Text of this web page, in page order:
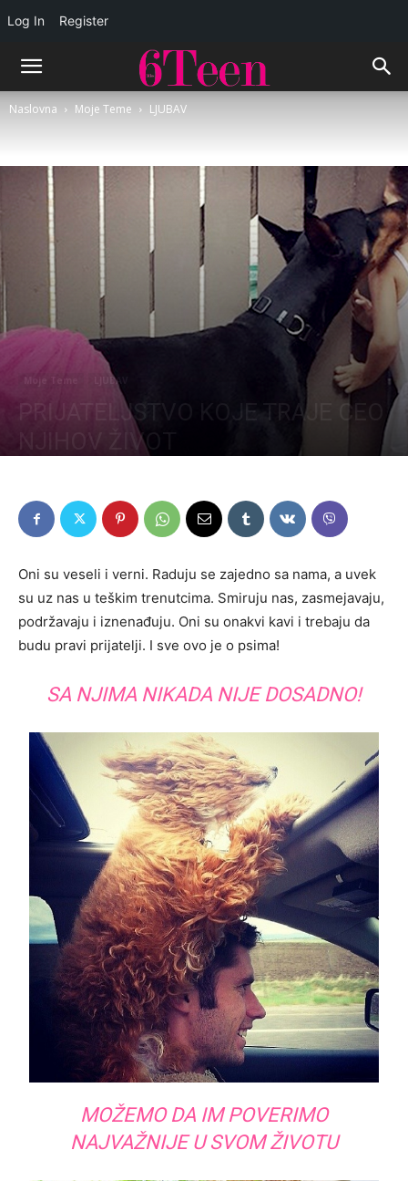
Naslovna Moje Teme LJUBAV
Moje Teme LJUBAV
PRIJATELJSTVO KOJE TRAJE CEO
NJIHOV ŽIVOT
Oni su veseli i verni. Raduju se zajedno sa nama, a uvek
su uz nas u teškim trenutcima. Smiruju nas, zasmejavaju,
podržavaju i iznenađuju. Oni su onakvi kavi i trebaju da
budu pravi prijatelji. I sve ovo je o psima!
SA NJIMA NIKADA NIJE DOSADNO!
MOŽEMO DA IM POVERIMO
NAJVAŽNIJE U SVOM ŽIVOTU
Log In Register